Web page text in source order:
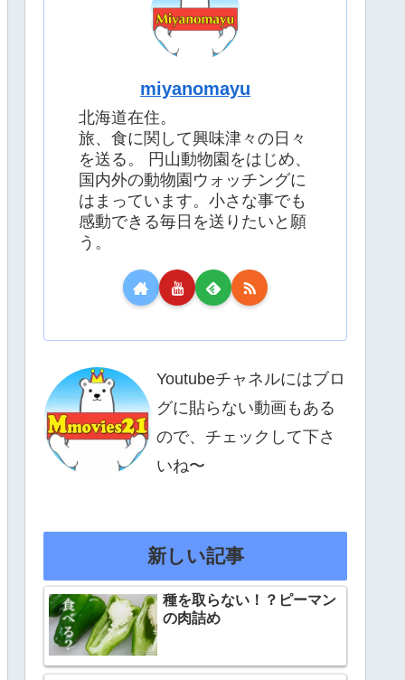
miyanomayu
北海道在住。
旅、食に関して興味津々の日々
を送る。 円山動物園をはじめ、
国内外の動物園ウォッチングに
はまっています。小さな事でも
感動できる毎日を送りたいと願
う。
Youtubeチャネルにはブロ
グに貼らない動画もある
ので、チェックして下さ
いね〜
新しい記事
種を取らない！？ピーマン
の肉詰め